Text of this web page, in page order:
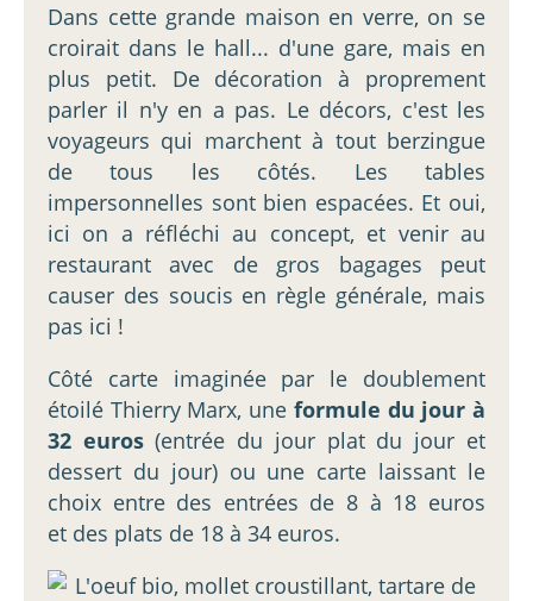
Dans cette grande maison en verre, on se
croirait dans le hall... d'une gare, mais en
plus petit. De décoration à proprement
parler il n'y en a pas. Le décors, c'est les
voyageurs qui marchent à tout berzingue
de tous les côtés. Les tables
impersonnelles sont bien espacées. Et oui,
ici on a réfléchi au concept, et venir au
restaurant avec de gros bagages peut
causer des soucis en règle générale, mais
pas ici !
Côté carte imaginée par le doublement
étoilé Thierry Marx, une formule du jour à
32 euros(entrée du jour plat du jour et
dessert du jour) ou une carte laissant le
choix entre des entrées de 8 à 18 euros
et des plats de 18 à 34 euros.